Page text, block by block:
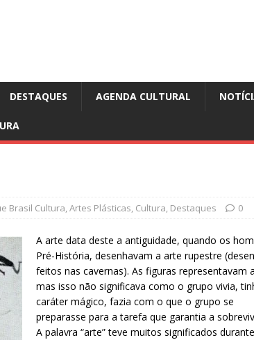
DESTAQUES AGENDA CULTURAL
Brasil Cultura,Artes Plásticas, Cultura, Destaques 0
A arte data deste a antiguidade, quando os
Pré-História, desenhavam a arte rupestre
feitos nas cavernas). As figuras representavam
mas isso não significava como o grupo vivia,
caráter mágico, fazia com o que o grupo se
preparasse para a tarefa que garantia a
A palavra “arte” teve muitos significados